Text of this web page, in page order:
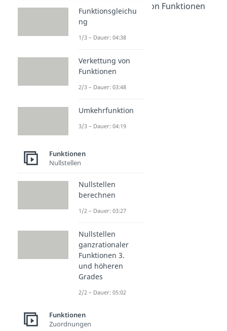
Rekonstruktion von Funktionen
Dauer: 03:37
Trassierung
Dauer: 05:38
Funktionsgleichu
ng
1/3 – Dauer: 04:38
Verkettung von
Funktionen
2/3 – Dauer: 03:48
Umkehrfunktion
3/3 – Dauer: 04:19
Funktionen
Nullstellen
Nullstellen
berechnen
1/2 – Dauer: 03:27
Nullstellen
ganzrationaler
Funktionen 3.
und höheren
Grades
2/2 – Dauer: 05:02
Funktionen
Zuordnungen